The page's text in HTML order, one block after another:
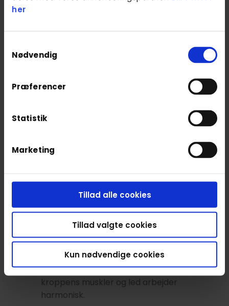
her
Nødvendig
Præferencer
Statistik
Marketing
Tillad alle cookies
Tillad valgte cookies
Kun nødvendige cookies
styrketræning og stræk
massage med andre aktiviteter kan du opnå
Styrketræning
muskelspændinger og forbedre
restitution, hvilket hjælper dig med at
modstandsdygtige muskler.
fleksibiliteten, mens regelmæssige
strækøvelser hjælper med at opretholde
den øgede bevægelighed i led og
risikoen for skader under fysisk aktivitet.
Mobilitetstræning: Massage kan
integreres med mobilitetstræning for at
fremme bevægelsesfrihed og sikre, at
kroppens muskler og led arbejder
harmonisk.